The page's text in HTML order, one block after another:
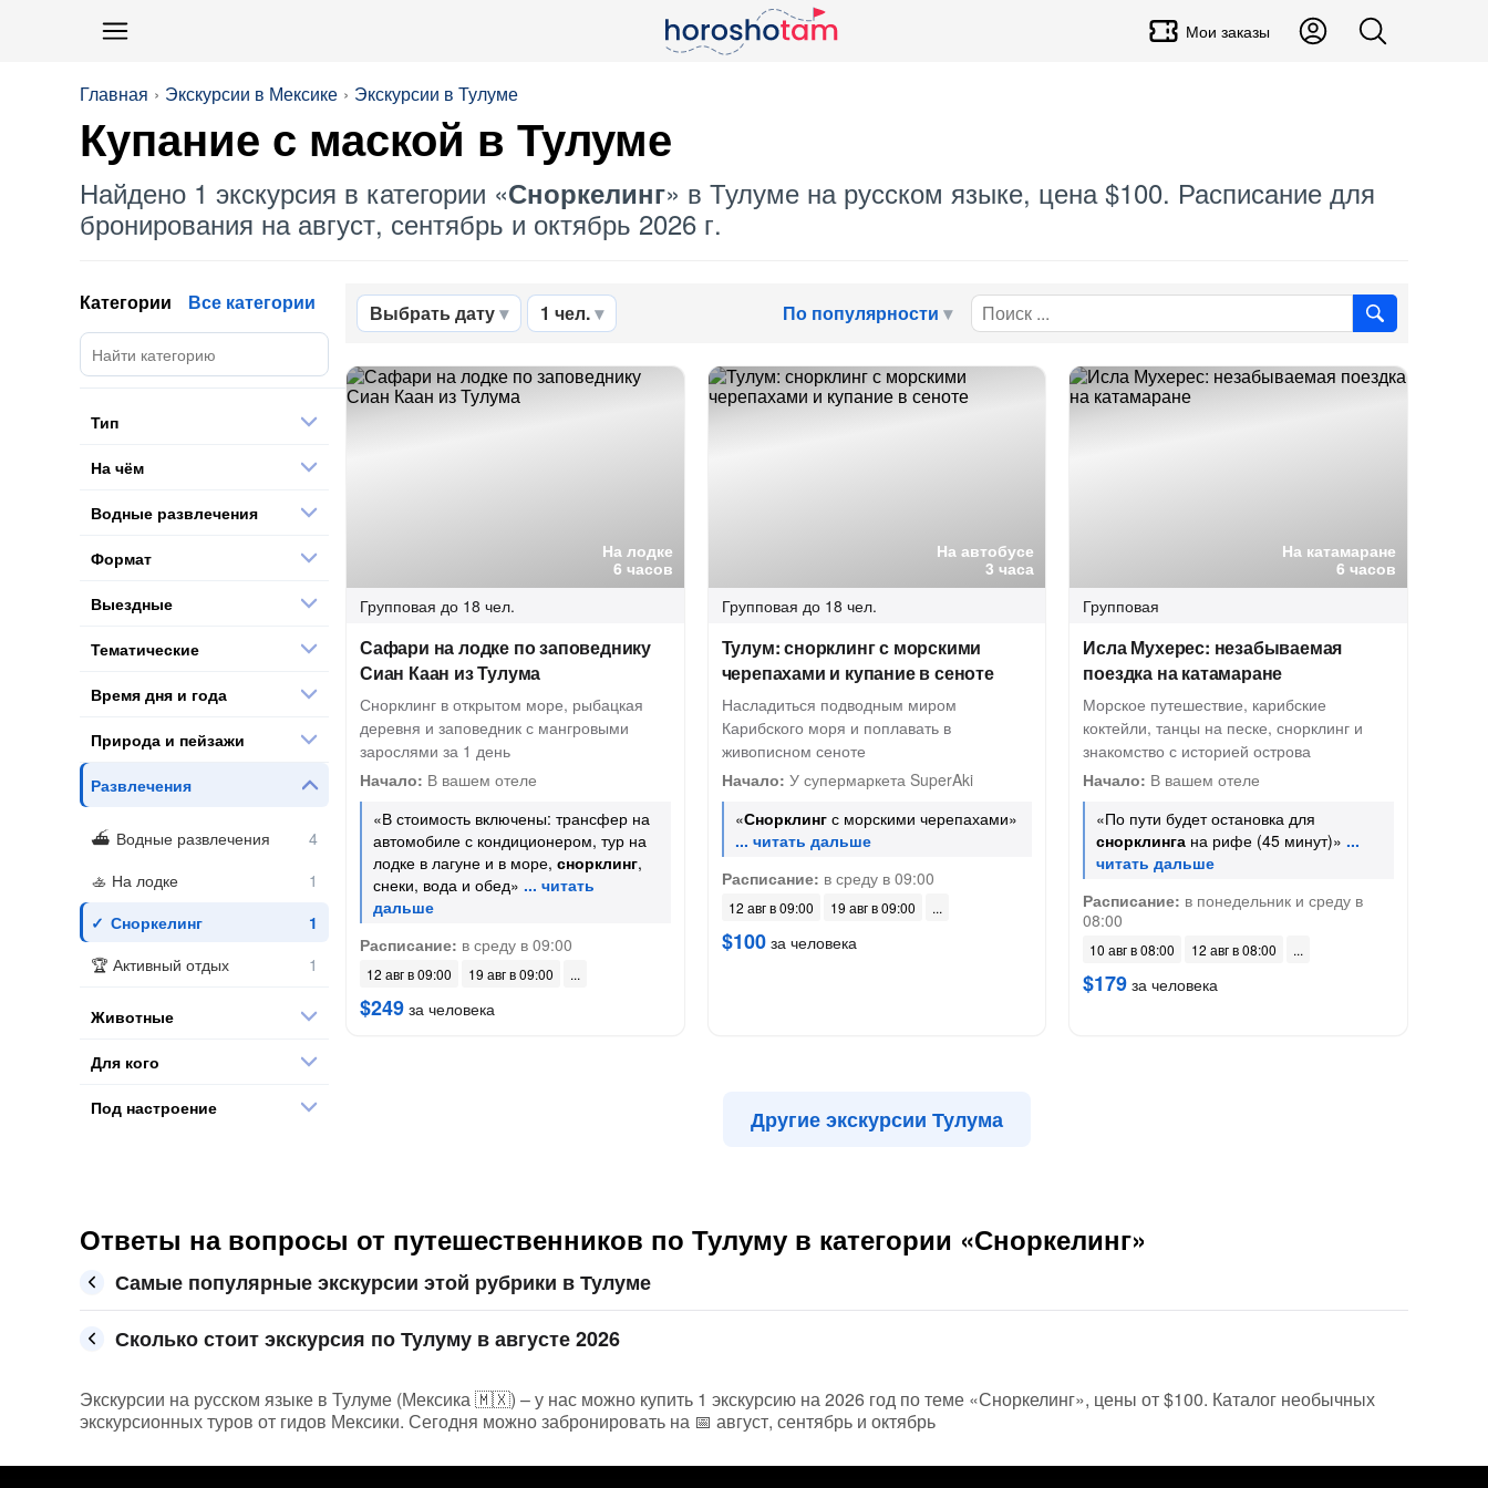
Мои заказы
Главная Экскурсии в Мексике Экскурсии в Тулуме
Купание с маской в Тулуме
Найдено 1 экскурсия в категории «Сноркелинг» в Тулуме на русском языке, цена $100. Расписание для
бронирования на август, сентябрь и октябрь 2026 г.
Выбрать дату 1 чел. По популярности
На лодке
6 часов
Групповая до 18 чел.
Сафари на лодке по заповеднику
Сиан Каан из Тулума
Снорклинг в открытом море, рыбацкая
деревня и заповедник с мангровыми
зарослями за 1 день
Начало: В вашем отеле
«В стоимость включены: трансфер на
автомобиле с кондиционером, тур на
лодке в лагуне и в море, снорклинг,
снеки, вода и обед»
Расписание: в среду в 09:00
12 авг в 09:00 19 авг в 09:00
$249 за человека
На автобусе
3 часа
Групповая до 18 чел.
Тулум: снорклинг с морскими
черепахами и купание в сеноте
Насладиться подводным миром
Карибского моря и поплавать в
живописном сеноте
Начало: У супермаркета SuperAki
«Снорклингс морскими черепахами»
Расписание: в среду в 09:00
12 авг в 09:00 19 авг в 09:00
$100за человека
На катамаране
6 часов
Групповая
Исла Мухерес: незабываемая
поездка на катамаране
Морское путешествие, карибские
коктейли, танцы на песке, снорклинг и
знакомство с историей острова
Начало: В вашем отеле
«По пути будет остановка для
снорклинга на рифе (45 минут)»
Расписание: в понедельник и среду в
08:00
10 авг в 08:00 12 авг в 08:00
$179 за человека
Другие экскурсии Тулума
Категории Все категории
Тип
На чём
Водные развлечения
Формат
Выездные
Тематические
Время дня и года
Природа и пейзажи
Развлечения
Водные развлечения
На лодке
Сноркелинг
Активный отдых
Животные
Для кого
Под настроение
Ответы на вопросы от путешественников по Тулуму в категории «Сноркелинг»
Самые популярные экскурсии этой рубрики в Тулуме
Сколько стоит экскурсия по Тулуму в августе 2026
Экскурсии на русском языке в Тулуме (Мексика 🇲🇽) – у нас можно купить 1 экскурсию на 2026 год по теме «Сноркелинг», цены от $100. Каталог необычных
экскурсионных туров от гидов Мексики. Сегодня можно забронировать на 📅 август, сентябрь и октябрь